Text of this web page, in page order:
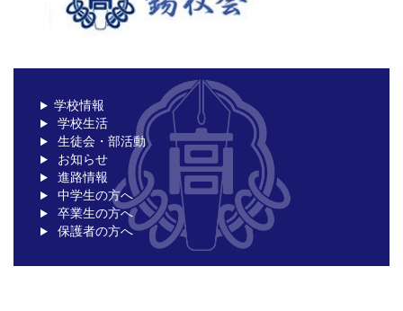
学校情報
学校生活
生徒会・部活動
お知らせ
進路情報
中学生の方へ
卒業生の方へ
保護者の方へ